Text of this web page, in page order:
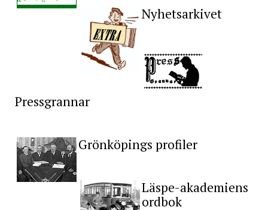
Nyhetsarkivet
Pressgrannar
Grönköpings profiler
Läspe-akademiens
ordbok